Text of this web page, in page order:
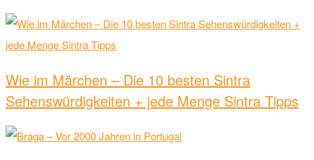
Wie im Märchen – Die 10 besten Sintra
Sehenswürdigkeiten + jede Menge Sintra Tipps